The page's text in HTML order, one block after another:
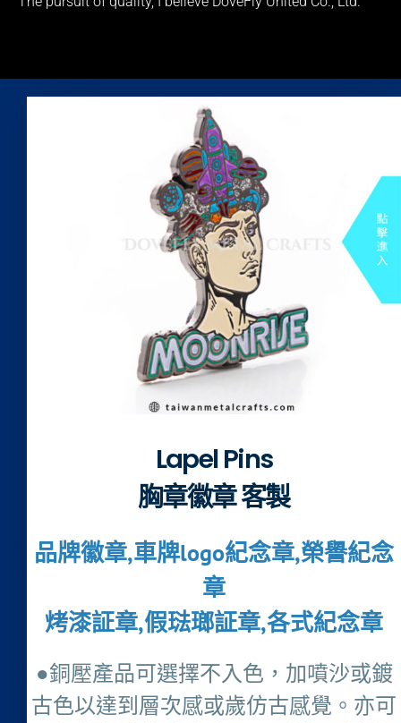
Lapel Pins
胸章徽章 客製
品牌徽章,車牌logo紀念章,榮譽紀念
章
烤漆証章,假琺瑯証章,各式紀念章
●銅壓產品可選擇不入色，加噴沙或鍍
古色以達到層次感或歲仿古感覺。亦可